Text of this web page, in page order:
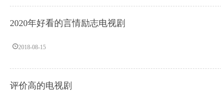
2020年好看的言情励志电视剧
2018-08-15
评价高的电视剧